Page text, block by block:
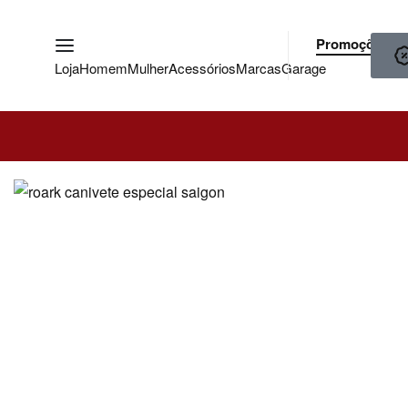
LojaHomemMulherAcessóriosMarcasGarage
Promoções